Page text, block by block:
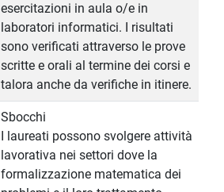
esercitazioni in aula o/e in
laboratori informatici. I risultati
sono verificati attraverso le prove
scritte e orali al termine dei corsi e
talora anche da verifiche in itinere.
Sbocchi
I laureati possono svolgere attività
lavorativa nei settori dove la
formalizzazione matematica dei